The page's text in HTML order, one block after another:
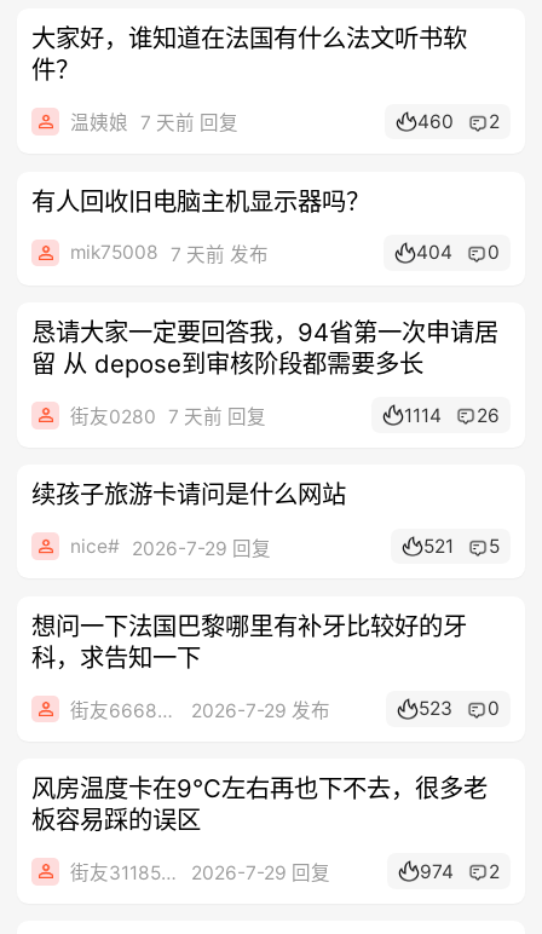
大家好，谁知道在法国有什么法文听书软
件？
温姨娘 7 天前 回复 460 2
有人回收旧电脑主机显示器吗？
mik75008 7 天前 发布 404 0
恳请大家一定要回答我，94省第一次申请居
留 从 depose到审核阶段都需要多长
街友0280 7 天前 回复 1114 26
续孩子旅游卡请问是什么网站
nice# 2026-7-29 回复 521 5
想问一下法国巴黎哪里有补牙比较好的牙
科，求告知一下
街友66680326 2026-7-29 发布 523 0
风房温度卡在9℃左右再也下不去，很多老
板容易踩的误区
街友31185462 2026-7-29 回复 974 2